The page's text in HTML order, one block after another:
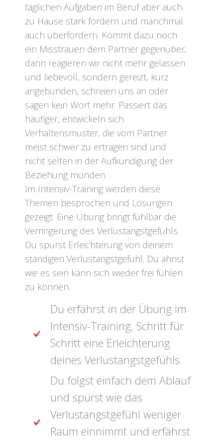
täglichen Aufgaben im Beruf aber auch
zu Hause stark fordern und manchmal
auch überfordern. Kommt dazu noch
ein Misstrauen dem Partner gegenüber,
dann reagieren wir nicht mehr gelassen
und liebevoll, sondern gereizt, kurz
angebunden, schreien uns an oder
sagen kein Wort mehr. Passiert das
häufiger, entwickeln sich
Verhaltensmuster, die vom Partner
meist schwer zu ertragen sind und
nicht selten in der Aufkündigung der
Beziehung münden.
Im Intensiv-Training werden diese
Themen besprochen und Lösungen
gezeigt. Eine Übung bringt fühlbar die
Verringerung des Verlustangstgefühls.
Du spürst Erleichterung von deinem
ständigen Verlustangstgefühl. Du ahnst
wie es sein kann sich wieder frei fühlen
zu können.
Du erfährst in der Übung im
Intensiv-Training, Schritt für
Schritt eine Erleichterung
deines Verlustangstgefühls.
Du folgst einfach dem Ablauf
und spürst wie das
Verlustangstgefühl weniger
Raum einnimmt und erfährst